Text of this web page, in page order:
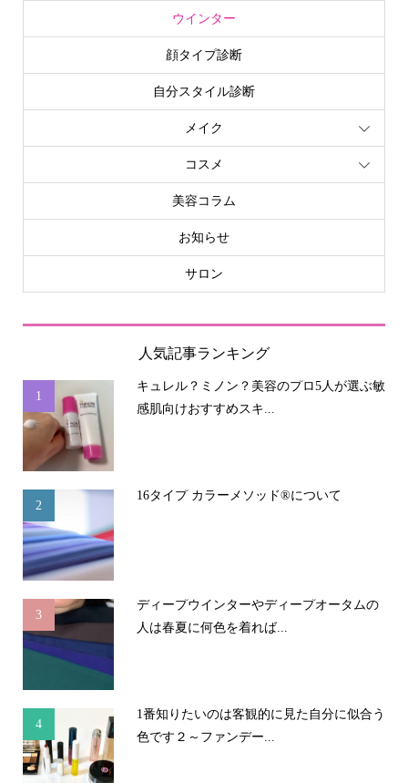
ウインター
顔タイプ診断
自分スタイル診断
メイク
コスメ
美容コラム
お知らせ
サロン
人気記事ランキング
1
キュレル？ミノン？美容のプロ5人が選ぶ敏
感肌向けおすすめスキ...
2
16タイプ カラーメソッド®について
3
ディープウインターやディープオータムの
人は春夏に何色を着れば...
4
1番知りたいのは客観的に見た自分に似合う
色です２～ファンデー...